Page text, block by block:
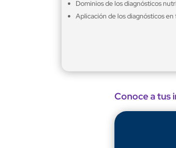
Dominios de los diagnósticos
Aplicación de los diagnósticos en
Conoce a tus